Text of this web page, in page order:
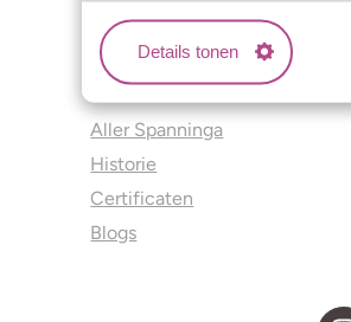
Details tonen
Over ons
Aller Spanninga
Historie
Certificaten
Blogs